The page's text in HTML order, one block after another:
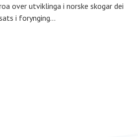
over utviklinga i norske skogar dei
i forynging…